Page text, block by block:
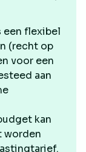
flexibel
(recht op
voor een
aan
kan
worden